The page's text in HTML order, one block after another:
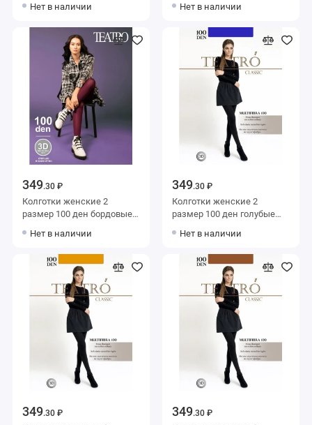
Нет в наличии Нет в наличии
349.30 ₽
Колготки женские 2
размер 100 ден бордовые
Нет в наличии
349.30 ₽
Колготки женские 2
размер 100 ден голубые
Нет в наличии
349.30 ₽ 349.30 ₽